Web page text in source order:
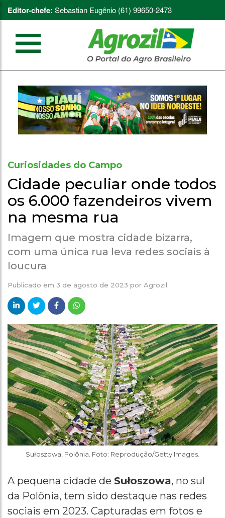
Editor-chefe: Sebastian Eugênio (61) 99650-2473
Curiosidades do Campo
Cidade peculiar onde todos
os 6.000 fazendeiros vivem
na mesma rua
Imagem que mostra cidade bizarra,
com uma única rua leva redes sociais à
loucura
Publicado em 3 de agosto de 2023 por Agrozil
Sułoszowa, Polônia. Foto: Reprodução/Getty Images.
A pequena cidade de Sułoszowa, no sul
da Polônia, tem sido destaque nas redes
sociais em 2023. Capturadas em fotos e